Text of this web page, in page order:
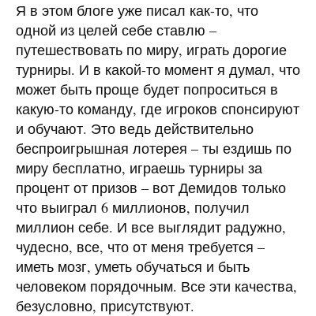
Я в этом блоге уже писал как-то, что
одной из целей себе ставлю –
путешествовать по миру, играть дорогие
турниры. И в какой-то момент я думал, что
может быть проще будет попроситься в
какую-то команду, где игроков спонсируют
и обучают. Это ведь действительно
беспроигрышная лотерея – ты ездишь по
миру бесплатно, играешь турниры за
процент от призов – вот Демидов только
что выиграл 6 миллионов, получил
миллион себе. И все выглядит радужно,
чудесно, все, что от меня требуется –
иметь мозг, уметь обучаться и быть
человеком порядочным. Все эти качества,
безусловно, присутствуют.